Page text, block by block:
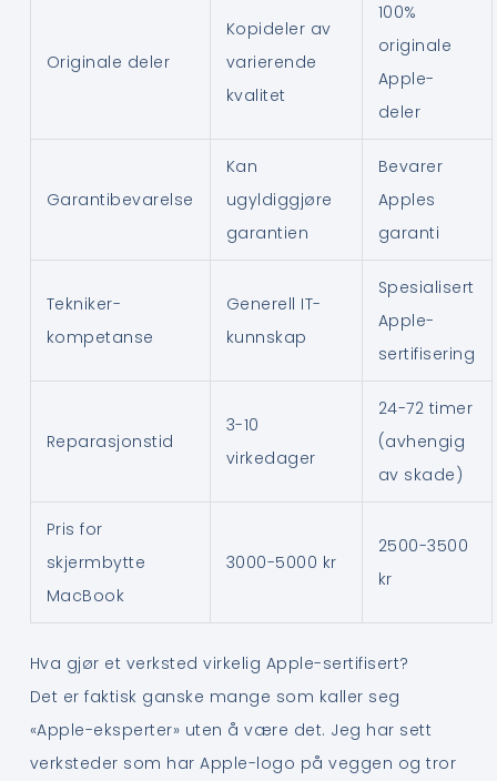
Originale deler
Kopideler av
varierende
kvalitet
100%
originale
Apple-
deler
Garantibevarelse
Kan
ugyldiggjøre
garantien
Bevarer
Apples
garanti
Tekniker-
kompetanse
Generell IT-
kunnskap
Spesialisert
Apple-
sertifisering
Reparasjonstid
3-10
virkedager
24-72 timer
(avhengig
av skade)
Pris for
skjermbytte
MacBook
3000-5000 kr
2500-3500
kr
Hva gjør et verksted virkelig Apple-sertifisert?
Det er faktisk ganske mange som kaller seg
«Apple-eksperter» uten å være det. Jeg har sett
verksteder som har Apple-logo på veggen og tror